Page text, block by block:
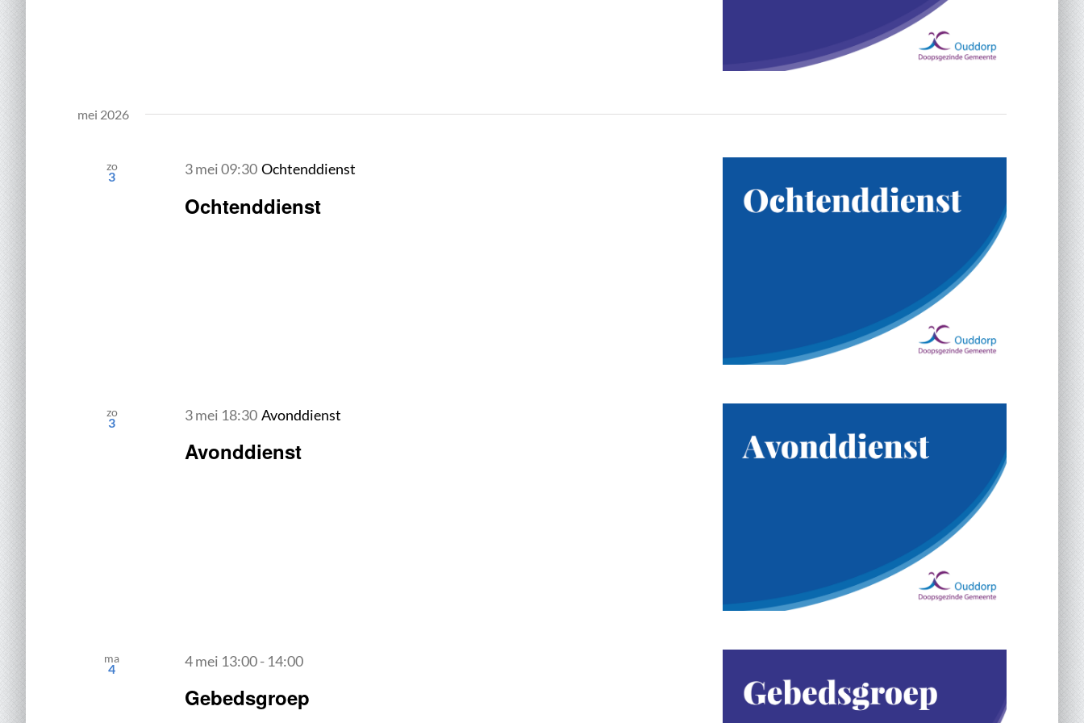
mei 2026
zo
3
Ochtenddienst
3 mei 09:30 Ochtenddienst
zo
3
Avonddienst
3 mei 18:30 Avonddienst
ma
4
Gebedsgroep
4 mei 13:00- 14:00